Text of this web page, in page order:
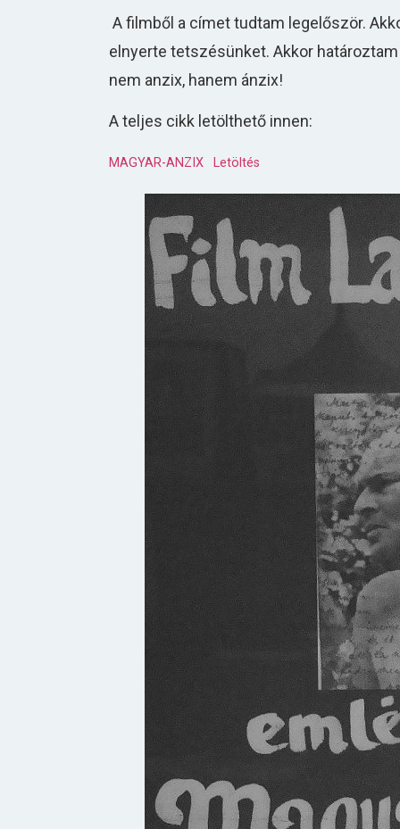
A filmből a címet tudtam legelőször.
elnyerte tetszésünket. Akkor
nem anzix, hanem ánzix!
A teljes cikk letölthető innen:
MAGYAR-ANZIX Letöltés